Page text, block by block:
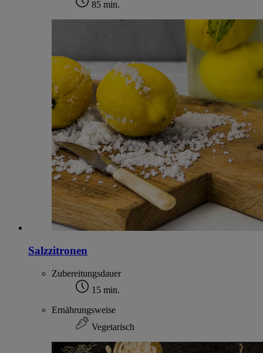
85 min.
Salzzitronen
Zubereitungsdauer
15 min.
Ernährungsweise
Vegetarisch